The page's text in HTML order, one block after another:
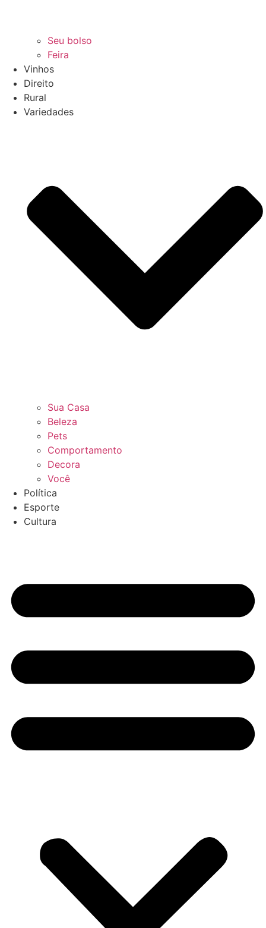
Seu bolso
Feira
Vinhos
Direito
Rural
Variedades
Sua Casa
Beleza
Pets
Comportamento
Decora
Você
Política
Esporte
Cultura